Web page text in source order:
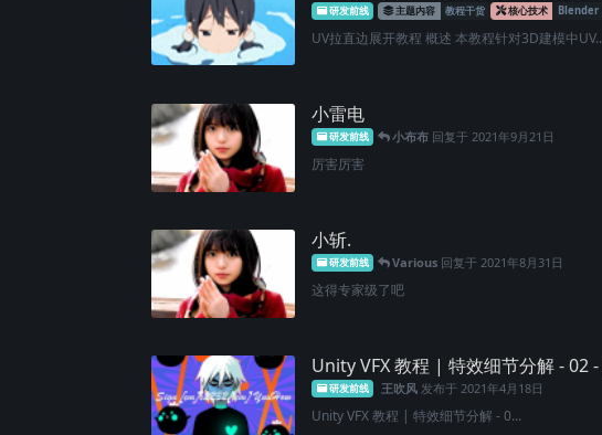
研发前线 主题内容 教程干货 核心技术 Blender
UV拉直边展开教程 概述 本教程针对3D建模中
小雷电
研发前线 小布布 回复于 2021年9月21日
厉害厉害
小斩.
研发前线 Various 回复于 2021年8月31日
这得专家级了吧
Unity VFX 教程 | 特效细节分解 - 02
研发前线 王吹风 发布于 2021年4月18日
Unity VFX 教程 | 特效细节分解 - 0...